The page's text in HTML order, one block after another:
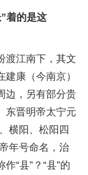
着的是这
渡江南下，其文
康（今南京）
边，另有部分贵
东晋明帝太宁元
横阳、松阳四
年号命名，治
“县”？“县”的